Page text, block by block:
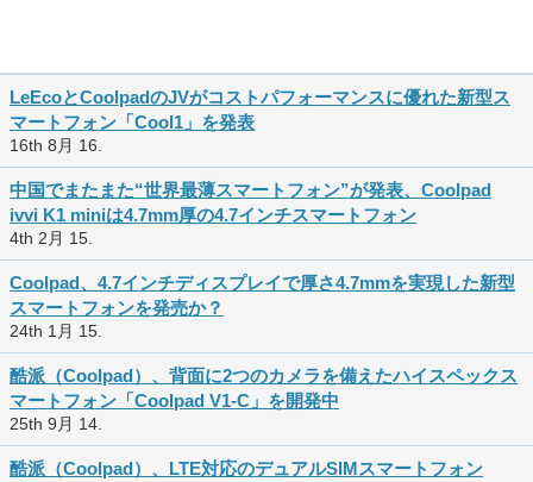
LeEcoとCoolpadのJVがコストパフォーマンスに優れた新型ス
マートフォン「Cool1」を発表
16th 8月 16.
中国でまたまた“世界最薄スマートフォン”が発表、Coolpad
ivvi K1 miniは4.7mm厚の4.7インチスマートフォン
4th 2月 15.
Coolpad、4.7インチディスプレイで厚さ4.7mmを実現した新型
スマートフォンを発売か？
24th 1月 15.
酷派（Coolpad）、背面に2つのカメラを備えたハイスペックス
マートフォン「Coolpad V1-C」を開発中
25th 9月 14.
酷派（Coolpad）、LTE対応のデュアルSIMスマートフォン